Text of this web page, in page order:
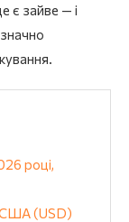
є зайве — і
році,
США (USD)